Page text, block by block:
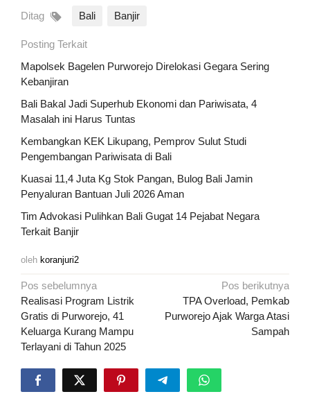
Ditag Bali Banjir
Posting Terkait
Mapolsek Bagelen Purworejo Direlokasi Gegara Sering
Kebanjiran
Bali Bakal Jadi Superhub Ekonomi dan Pariwisata, 4
Masalah ini Harus Tuntas
Kembangkan KEK Likupang, Pemprov Sulut Studi
Pengembangan Pariwisata di Bali
Kuasai 11,4 Juta Kg Stok Pangan, Bulog Bali Jamin
Penyaluran Bantuan Juli 2026 Aman
Tim Advokasi Pulihkan Bali Gugat 14 Pejabat Negara
Terkait Banjir
oleh koranjuri2
Navigasi
pos
Pos sebelumnya
Realisasi Program Listrik
Gratis di Purworejo, 41
Keluarga Kurang Mampu
Terlayani di Tahun 2025
Pos berikutnya
TPA Overload, Pemkab
Purworejo Ajak Warga Atasi
Sampah